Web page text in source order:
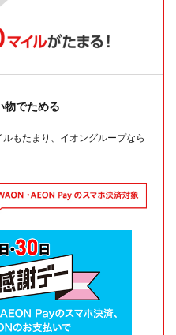
物でためる
もたまり、イオングループなら